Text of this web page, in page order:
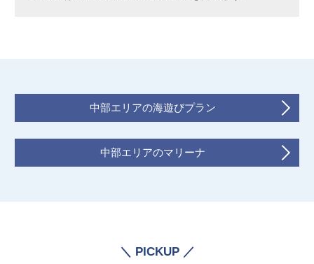
中部エリアの海遊びプラン
中部エリアのマリーナ
＼ PICKUP ／